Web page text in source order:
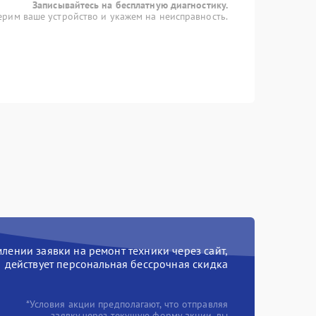
Записывайтесь на бесплатную диагностику.
ваше устройство и укажем на неисправность.
заявки на ремонт техники через сайт,
действует персональная бессрочная скидка
*Условия акции предполагают, что отправляя